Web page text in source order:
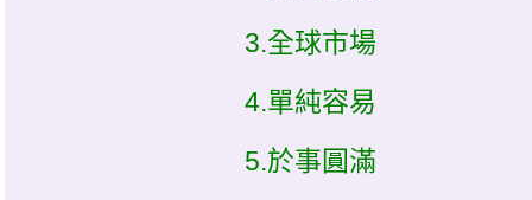
3.全球市場
4.單純容易
5.於事圓滿